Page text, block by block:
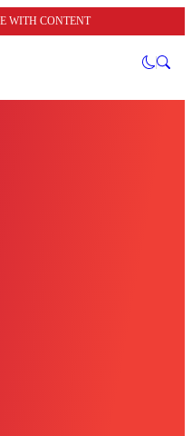
WITH CONTENT